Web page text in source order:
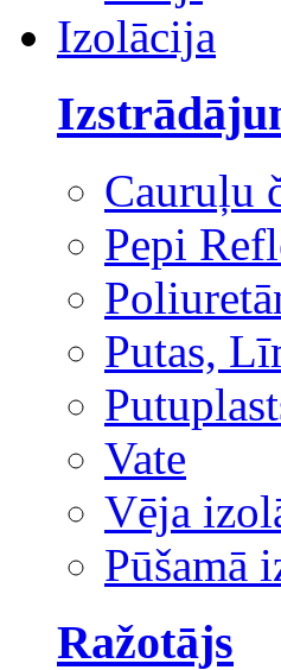
Izolācija
Cauruļu
Pepi
Putas,
Vate
Vēja
Pūšamā
Ražotājs